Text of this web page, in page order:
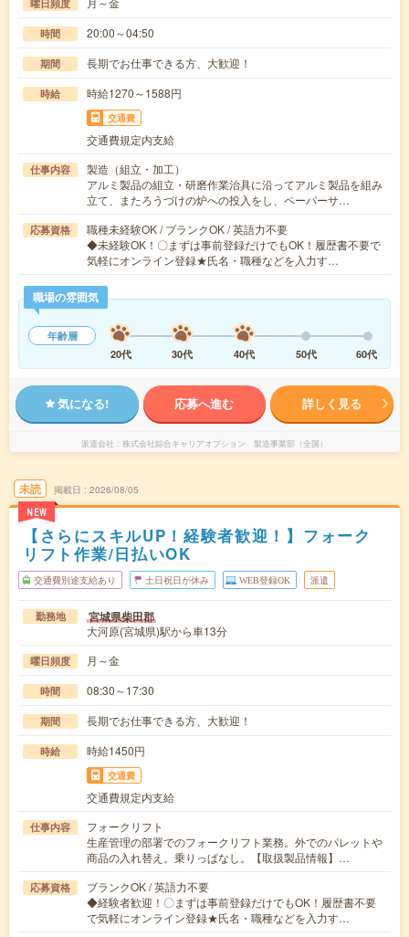
曜日頻度
時間 20:00～04:50
期間 長期でお仕事できる方、大歓迎！
時給 時給1270～1588円
交通費
交通費規定内支給
仕事内容
製造（組立・加工）
アルミ製品の組立・研磨作業治具に沿ってアルミ製品を組み
立て、またろうづけの炉への投入をし、ペーパーサ…
応募資格
職種未経験OK / ブランクOK / 英語力不要
◆未経験OK！〇まずは事前登録だけでもOK！履歴書不要で
気軽にオンライン登録★氏名・職種などを入力す…
職場の雰囲気
年齢層
20代
30代 40代 50代 60代
気になる! 応募へ進む 詳しく見る
派遣会社 株式会社綜合キャリアオプション 製造事業部（全国）
未読
NEW
掲載日 2026/08/05
【さらにスキルUP！経験者歓迎！】フォーク
リフト作業/日払いOK
交通費別途支給あり 土日祝日が休み WEB登録OK 派遣
勤務地 宮城県柴田郡
大河原(宮城県)駅から車13分
曜日頻度 月～金
時間 08:30～17:30
期間 長期でお仕事できる方、大歓迎！
時給 時給1450円
交通費
交通費規定内支給
仕事内容
フォークリフト
生産管理の部署でのフォークリフト業務。外でのパレットや
商品の入れ替え。乗りっぱなし。【取扱製品情報】…
応募資格
ブランクOK / 英語力不要
◆経験者歓迎！〇まずは事前登録だけでもOK！履歴書不要
で気軽にオンライン登録★氏名・職種などを入力す…